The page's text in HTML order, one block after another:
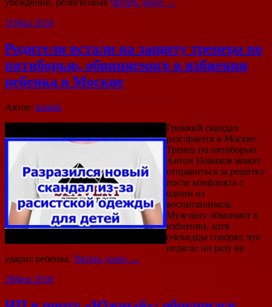
убеждений, религиозная Читать далее →
11Мар 2018
Родители встали на защиту тренера по
пятиборью, обвиняемого в избиении
ребенка в Москве
Автор: kamila
Громкий скандал
разгорается в Москве.
Тренер по пятиборью
Антон Новиков может
отправиться за решетку
после конфликта с
одним из
воспитанников.
Мужчину обвиняют в
избиении, хотя
очевидцы говорят, что
педагог ни разу не
ударил ребенка, Читать далее →
28Фев 2018